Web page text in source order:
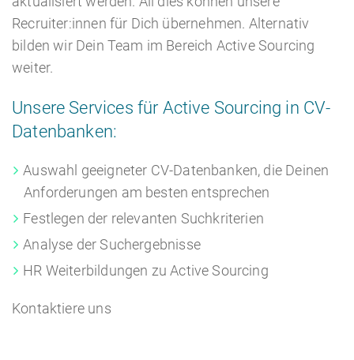
Recruiter:innen für Dich übernehmen. Alternativ
bilden wir Dein Team im Bereich Active Sourcing
weiter.
Unsere Services für Active Sourcing in CV-
Datenbanken:
Auswahl geeigneter CV-Datenbanken, die Deinen
Anforderungen am besten entsprechen
Festlegen der relevanten Suchkriterien
Analyse der Suchergebnisse
HR Weiterbildungen zu Active Sourcing
Kontaktiere uns